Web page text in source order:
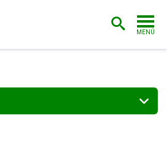
MENÚ
ADMISIÓN
CARRERAS